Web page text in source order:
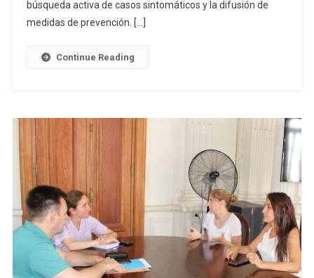
Avance
búsqueda activa de casos sintomáticos y la difusión de
medidas de prevención. […]
Continue Reading